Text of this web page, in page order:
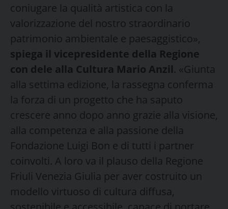
coniugare la qualità artistica con la
valorizzazione del nostro straordinario
patrimonio ambientale e paesaggistico»,
spiega il vicepresidente della Regione
con dele alla Cultura Mario Anzil. «Giunta
alla settima edizione, la rassegna conferma
la forza di un progetto che ha saputo
crescere anno dopo anno grazie alla visione,
alla competenza e alla passione della
Fondazione Luigi Bon e di tutti i partner
coinvolti. A loro va il plauso della Regione
Friuli Venezia Giulia per aver costruito un
modello virtuoso di cultura diffusa,